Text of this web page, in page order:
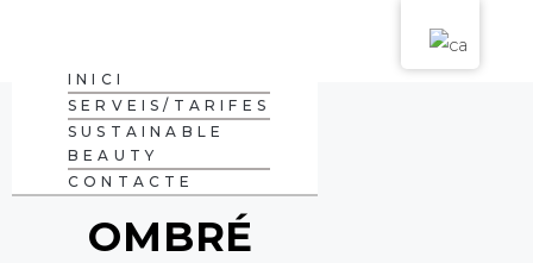
INICI
SERVEIS/TARIFES
SUSTAINABLE
BEAUTY
CONTACTE
OMBRÉ